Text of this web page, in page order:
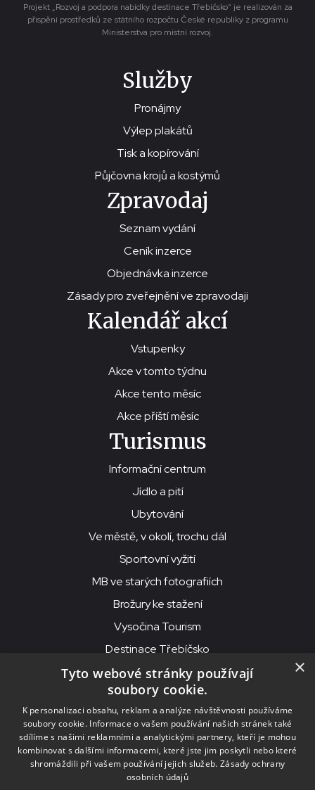
Projekt „Rozvoj a podpora nabídky destinace Třebíčsko“ je realizován za
přispění prostředků ze státního rozpočtu České republiky z programu
Ministerstva pro místní rozvoj.
Služby
Pronájmy
Výlep plakátů
Tisk a kopírování
Půjčovna krojů a kostýmů
Zpravodaj
Seznam vydání
Ceník inzerce
Objednávka inzerce
Zásady pro zveřejnění ve zpravodaji
Kalendář akcí
Vstupenky
Akce v tomto týdnu
Akce tento měsíc
Akce příští měsíc
Turismus
Informační centrum
Jídlo a pití
Ubytování
Ve městě, v okolí, trochu dál
Sportovní vyžití
MB ve starých fotografiích
Brožury ke stažení
Vysočina Tourism
Destinace Třebíčsko
© 2026MKS Beseda Mor. Budějovice
MKS Beseda, příspěvková organizace, Purcnerova 62, 676 02
Moravské Budějovice
IČO: 00091758, DIČ: CZ00091758, ID datové schránky: chjn2kd
×
Tyto webové stránky používají
soubory cookie.
K personalizaci obsahu, reklam a analýze návštěvnosti používáme
soubory cookie. Informace o vašem používání našich stránek také
sdílíme s našimi reklamními a analytickými partnery, kteří je mohou
kombinovat s dalšími informacemi, které jste jim poskytli nebo které
shromáždili při vašem používání jejich služeb. Zásady ochrany
osobních údajů